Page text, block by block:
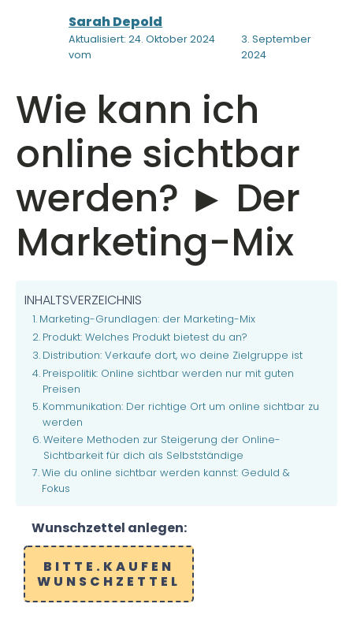
Sarah Depold
Aktualisiert: 24. Oktober 2024
vom
3. September
2024
Wie kann ich
online sichtbar
werden? ► Der
Marketing-Mix
INHALTSVERZEICHNIS
Marketing-Grundlagen: der Marketing-Mix
Produkt: Welches Produkt bietest du an?
Distribution: Verkaufe dort, wo deine Zielgruppe ist
Preispolitik: Online sichtbar werden nur mit guten
Preisen
Kommunikation: Der richtige Ort um online sichtbar zu
werden
Weitere Methoden zur Steigerung der Online-
Sichtbarkeit für dich als Selbstständige
Wie du online sichtbar werden kannst: Geduld &
Fokus
Wunschzettel anlegen:
BITTE.KAUFEN
WUNSCHZETTEL